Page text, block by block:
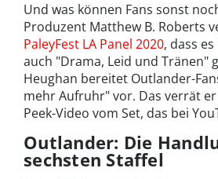
Und was können Fans sonst
Produzent Matthew B. Roberts
PaleyFest LA Panel 2020, dass
auch "Drama, Leid und Tränen"
Heughan bereitet Outlander-
mehr Aufruhr" vor. Das verrät
Peek-Video vom Set, das bei
Outlander: Die
sechsten Staffel